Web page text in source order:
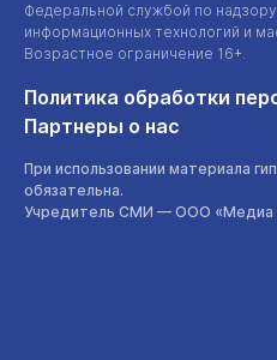
Федеральной службой по
информационных технологий и
Возрастное ограничение 16+.
Политика обработки
Партнеры о нас
При использовании материала
обязательна.
Учредитель СМИ — ООО «Медиа